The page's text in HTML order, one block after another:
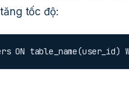
tốc độ:
ON